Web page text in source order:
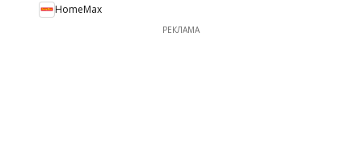
HomeMax
РЕКЛАМА